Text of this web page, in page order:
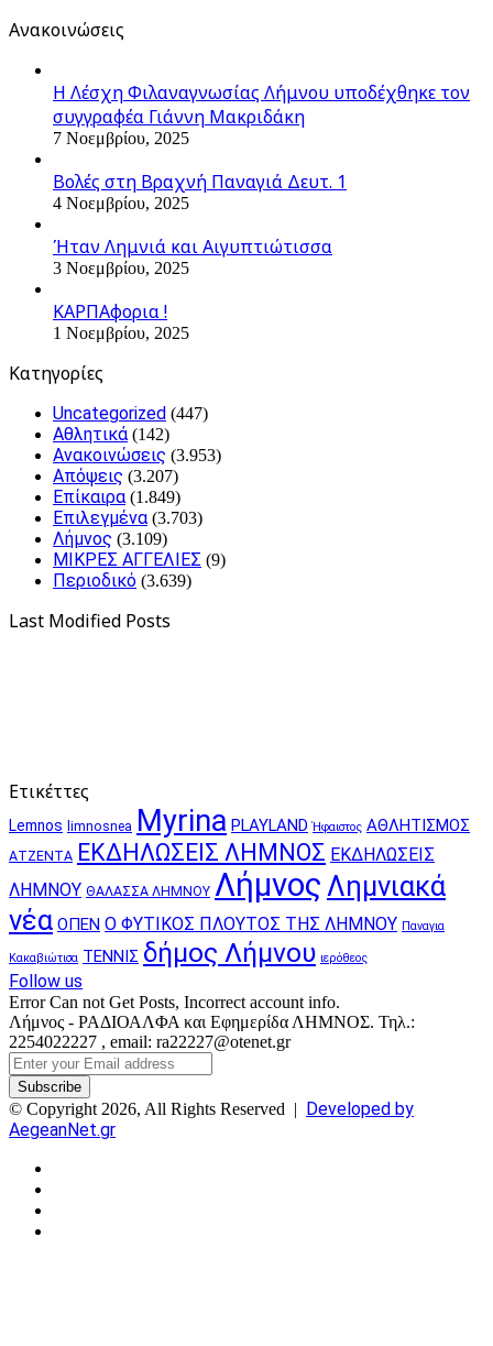
Ανακοινώσεις
Η Λέσχη Φιλαναγνωσίας Λήμνου υποδέχθηκε τον
συγγραφέα Γιάννη Μακριδάκη
7 Νοεμβρίου, 2025
Βολές στη Βραχνή Παναγιά Δευτ. 1
4 Νοεμβρίου, 2025
Ήταν Λημνιά και Αιγυπτιώτισσα
3 Νοεμβρίου, 2025
ΚΑΡΠΑφορια !
1 Νοεμβρίου, 2025
Kατηγορίες
Uncategorized (447)
Αθλητικά (142)
Ανακοινώσεις (3.953)
Απόψεις (3.207)
Επίκαιρα (1.849)
Επιλεγμένα (3.703)
Λήμνος (3.109)
ΜΙΚΡΕΣ ΑΓΓΕΛΙΕΣ (9)
Περιοδικό (3.639)
Last Modified Posts
Ετικέττες
Lemnos limnosnea Myrina PLAYLAND Ήφαιστος ΑΘΛΗΤΙΣΜΟΣ
ΑΤΖΕΝΤΑ ΕΚΔΗΛΩΣΕΙΣ ΛΗΜΝΟΣ ΕΚΔΗΛΩΣΕΙΣ
ΛΗΜΝΟΥ ΘΑΛΑΣΣΑ ΛΗΜΝΟΥ Λήμνος Λημνιακά
νέα ΟΠΕΝ Ο ΦΥΤΙΚΟΣ ΠΛΟΥΤΟΣ ΤΗΣ ΛΗΜΝΟΥ Παναγια
Κακαβιώτισα ΤΕΝΝΙΣ δήμος Λήμνου ιερόθεος
Follow us
Error Can not Get Posts, Incorrect account info.
Λήμνος - ΡΑΔΙΟΑΛΦΑ και Εφημερίδα ΛΗΜΝΟΣ. Τηλ.:
2254022227 , email: ra22227@otenet.gr
Enter
your
Email
address
© Copyright 2026, All Rights Reserved | Developed by
AegeanNet.gr